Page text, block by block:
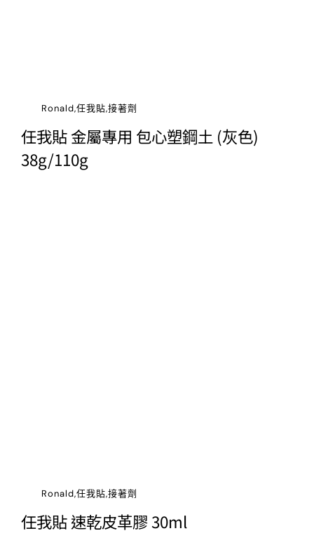
Ronald,任我貼,接著劑
任我貼 金屬專用 包心塑鋼土 (灰色)
38g/110g
Ronald,任我貼,接著劑
任我貼 速乾皮革膠 30ml